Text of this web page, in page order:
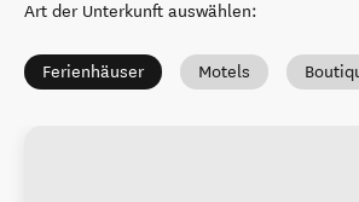
Art der Unterkunft auswählen:
Ferienhäuser Motels